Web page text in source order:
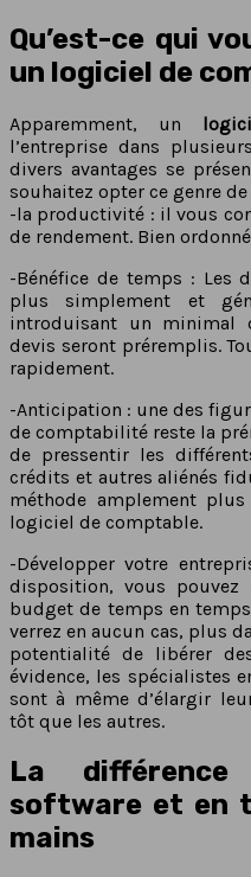
Qu’est-ce qui
un logiciel de
Apparemment, un
l’entreprise dans
divers avantages se
souhaitez opter ce genre
-la productivité : il vous
de rendement. Bien
-Bénéfice de temps : Les
plus simplement et
introduisant un minimal
devis seront préremplis.
rapidement.
-Anticipation : une des
de comptabilité reste la
de pressentir les
crédits et autres aliénés
méthode amplement
logiciel de comptable.
-Développer votre
disposition, vous pouvez
budget de temps en
verrez en aucun cas, plus
potentialité de libérer
évidence, les spécialistes
sont à même d’élargir
tôt que les autres.
La
software et en
mains